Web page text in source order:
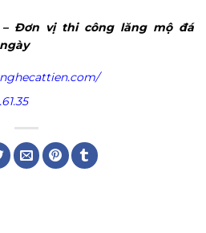
– Đơn vị thi công lăng mộ đá